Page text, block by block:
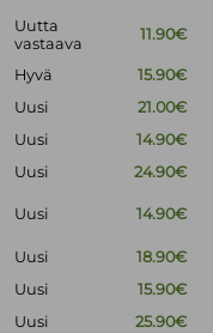
Uutta
vastaava
11.90€
Hyvä
15.90€
Uusi
21.00€
Uusi
14.90€
Uusi
24.90€
Uusi 14.90€
Uusi
18.90€
Uusi
15.90€
Uusi
25.90€